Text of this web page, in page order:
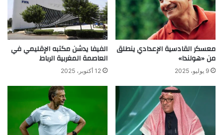
معسكر القادسية الإعدادي ينطلق
من «هولندا»
9 يوليو، 2025
الفيفا يدشن مكتبه الإقليمي في
العاصمة المغربية الرباط
12 أكتوبر، 2025